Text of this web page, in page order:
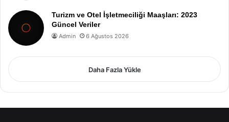
Turizm ve Otel İşletmeciliği Maaşları: 2023
Güncel Veriler
Admin 6 Ağustos 2026
Daha Fazla Yükle